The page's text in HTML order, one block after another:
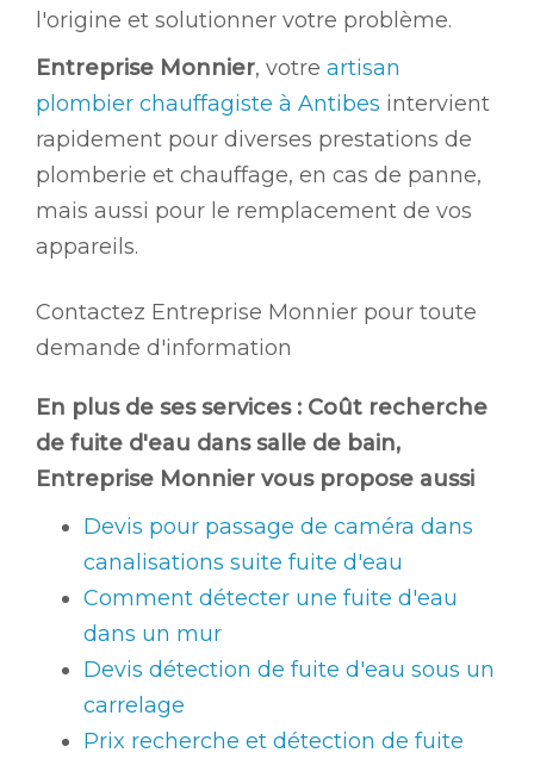
l'origine et solutionner votre problème.
Entreprise Monnier, votre artisan
plombier chauffagiste à Antibes intervient
rapidement pour diverses prestations de
plomberie et chauffage, en cas de panne,
mais aussi pour le remplacement de vos
appareils.
Contactez Entreprise Monnier pour toute
demande d'information
En plus de ses services : Coût recherche
de fuite d'eau dans salle de bain,
Entreprise Monnier vous propose aussi
Devis pour passage de caméra dans
canalisations suite fuite d'eau
Comment détecter une fuite d'eau
dans un mur
Devis détection de fuite d'eau sous un
carrelage
Prix recherche et détection de fuite